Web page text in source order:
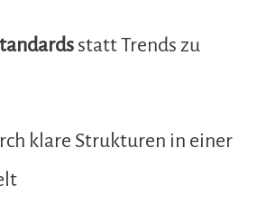
statt Trends zu
klare Strukturen in einer